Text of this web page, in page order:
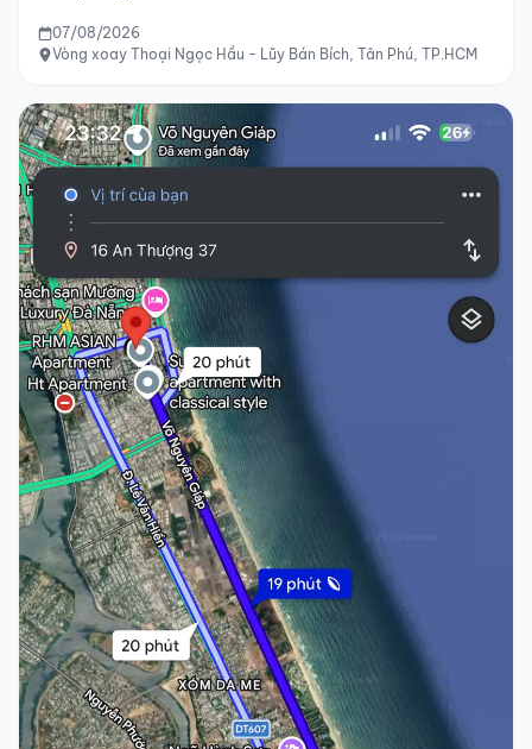
07/08/2026
Vòng xoay Thoại Ngọc Hầu - Lũy Bán Bích, Tân Phú, TP.HCM